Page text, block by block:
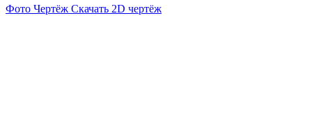
Фото Чертёж Скачать 2D чертёж